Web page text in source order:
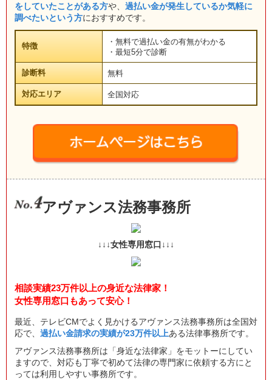
をしていたことがある方や、 過払い金が発生しているか気軽に
調べたいという方におすすめです。
特徴
・無料で過払い金の有無がわかる
・最短5分で診断
診断料 無料
対応エリア 全国対応
アヴァンス法務事務所
↓↓↓女性専用窓口↓↓↓
相談実績23万件以上の身近な法律家！
女性専用窓口もあって安心！
最近、テレビCMでよく見かけるアヴァンス法務事務所は全国対
応で、 過払い金請求の実績が23万件以上ある法律事務所です。
アヴァンス法務事務所は「身近な法律家」をモットーにしてい
ますので、対応も丁寧で初めて法律の専門家に依頼する方にと
っては利用しやすい事務所です。